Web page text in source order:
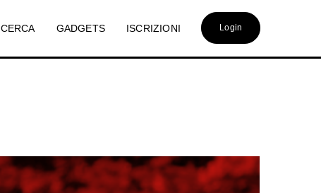
CERCA GADGETS ISCRIZIONI Login